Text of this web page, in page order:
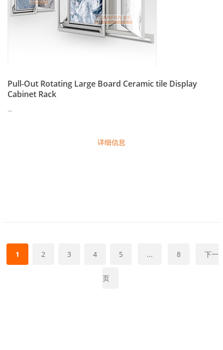
Pull-Out Rotating Large Board Ceramic tile Display
Cabinet Rack
...
详细信息
1 2 3 4 5 ... 8 下一
页